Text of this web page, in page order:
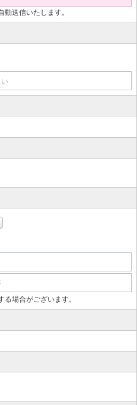
送信いたします。
場合がございます。